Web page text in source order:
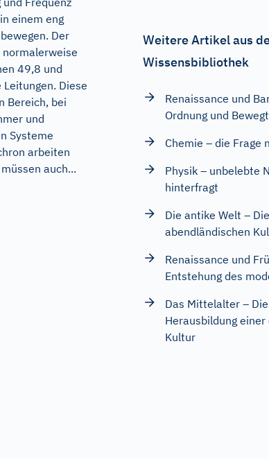
einem eng
Der
49,8 und
Diese
Bereich, bei
und
Systeme
arbeiten
auch...
Weitere Artikel aus
Wissensbibliothek
Renaissance und
Ordnung und
Chemie – die Frage
Physik – unbelebte
hinterfragt
Die antike Welt –
abendländischen
Renaissance und
Entstehung des
Das Mittelalter – Die
Herausbildung
Kultur